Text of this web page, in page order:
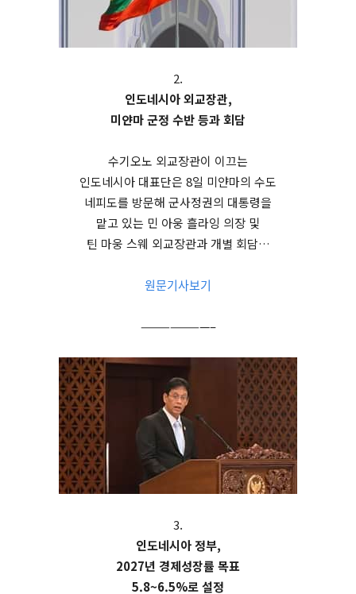
2.
인도네시아 외교장관,
미얀마 군정 수반 등과 회담
수기오노 외교장관이 이끄는
인도네시아 대표단은 8일 미얀마의 수도
네피도를 방문해 군사정권의 대통령을
맡고 있는 민 아웅 흘라잉 의장 및
틴 마웅 스웨 외교장관과 개별 회담…
원문기사보기
———————–
3.
인도네시아 정부,
2027년 경제성장률 목표
5.8~6.5%로 설정